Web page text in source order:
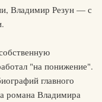
Владимир Резун — с
"на понижение".
главного
романа Владимира